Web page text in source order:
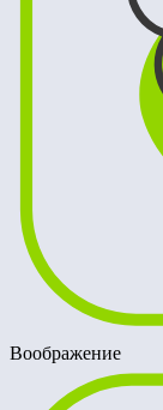
Воображение